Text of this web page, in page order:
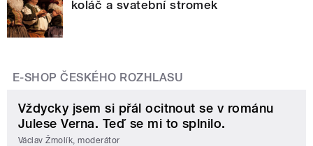
koláč a svatební stromek
E-SHOP ČESKÉHO ROZHLASU
Vždycky jsem si přál ocitnout se v románu
Julese Verna. Teď se mi to splnilo.
Václav Žmolík, moderátor